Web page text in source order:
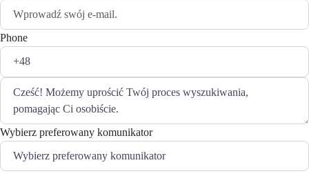
Phone
Wybierz preferowany komunikator